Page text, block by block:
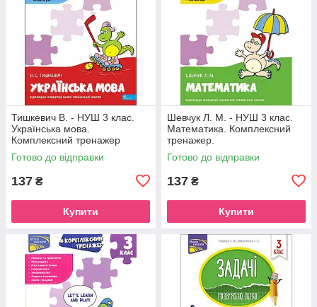
Тишкевич В. - НУШ 3 клас.
Українська мова.
Комплексний тренажер
Готово до відправки
137 ₴
Купити
Шевчук Л. М. - НУШ 3 клас.
Математика. Комплексний
тренажер.
Готово до відправки
137 ₴
Купити